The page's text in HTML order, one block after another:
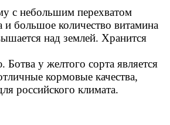
с небольшим перехватом
и большое количество витамина
над землей. Хранится
у желтого сорта является
кормовые качества,
российского климата.